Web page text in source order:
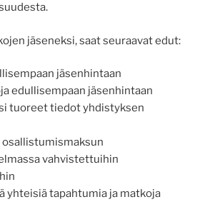
jäseneksi, saat seuraavat edut:
jäsenhintaan
edullisempaan jäsenhintaan
tuoreet tiedot yhdistyksen
vahvistettuihin
yhteisiä tapahtumia ja matkoja